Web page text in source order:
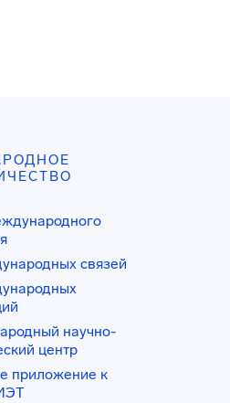
связей
научно-
центр
приложение к